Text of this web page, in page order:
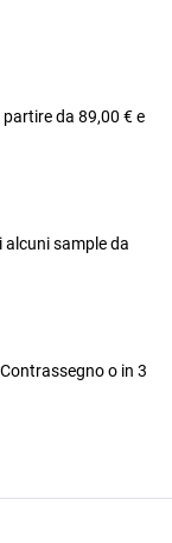
da 89,00 € e
alcuni sample da
o in 3